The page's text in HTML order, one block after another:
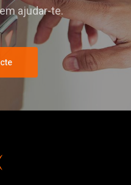
ajudar-te.